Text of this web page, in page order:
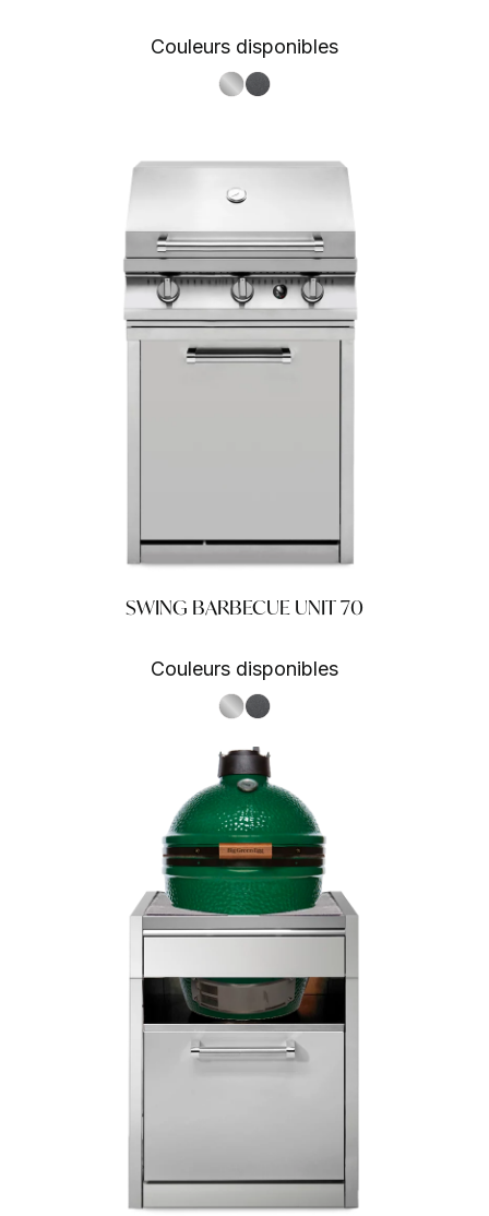
Couleurs disponibles
S.Steel SS
Antracite AN
SWING BARBECUE UNIT 70
Couleurs disponibles
S.Steel SS
Antracite AN